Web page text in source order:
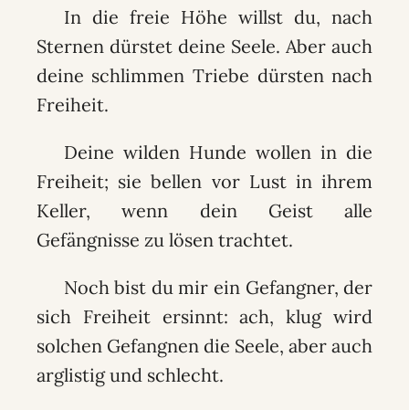
In die freie Höhe willst du, nach
Sternen dürstet deine Seele. Aber auch
deine schlimmen Triebe dürsten nach
Freiheit.
Deine wilden Hunde wollen in die
Freiheit; sie bellen vor Lust in ihrem
Keller, wenn dein Geist alle
Gefängnisse zu lösen trachtet.
Noch bist du mir ein Gefangner, der
sich Freiheit ersinnt: ach, klug wird
solchen Gefangnen die Seele, aber auch
arglistig und schlecht.